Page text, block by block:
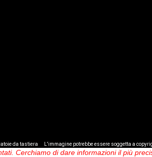
da tastiera L'immagine potrebbe essere soggetta a
Cerchiamo di dare informazioni il più